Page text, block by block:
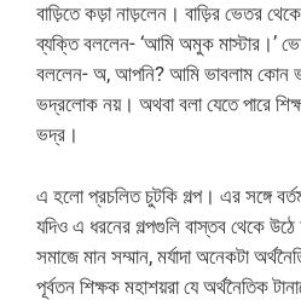
বাড়িতে কড়া নাড়লেন। বাড়ির ভেতর
ব্যক্তি বললেন- ‘আমি অমুক মাস্টার।’
বললেন- অ, আপনি? আমি ভাবলাম কোন
ভদ্রলোক নয়। অথবা বলা যেতে পারে
ভদ্র।
এ হলো প্রচলিত চুটকি গল্প। এর সঙ্গে
যদিও এ ধরনের গল্পগুলি বাস্তব থেকে
সমাজে মান সম্মান, মর্যাদা অনেকটা
পূর্বতন শিক্ষক মহাশয়রা যে অর্থনৈতিক